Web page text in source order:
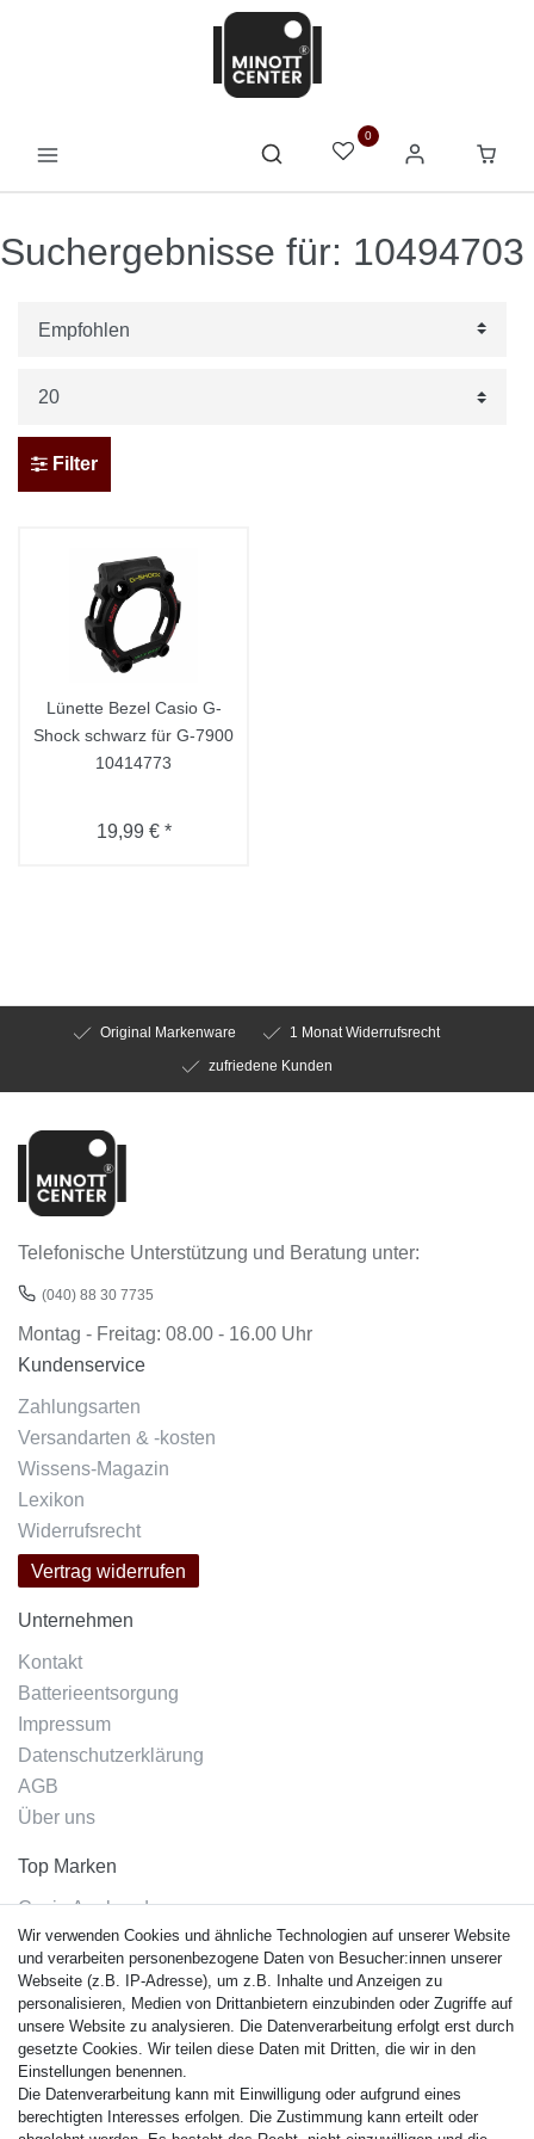
0
Suchergebnisse für: 10494703
Filter
Lünette Bezel Casio G-
Shock schwarz für G-7900
10414773
19,99 € *
Original Markenware
1 Monat Widerrufsrecht
zufriedene Kunden
Telefonische Unterstützung und Beratung unter:
(040) 88 30 7735
Montag - Freitag: 08.00 - 16.00 Uhr
Kundenservice
Zahlungsarten
Versandarten & -kosten
Wissens-Magazin
Lexikon
Widerrufsrecht
Vertrag widerrufen
Unternehmen
Kontakt
Batterieentsorgung
Impressum
Datenschutzerklärung
AGB
Über uns
Top Marken
Casio Armband
Festina Armband
Citizen Armband
M. Lacroix Armband
J. Lemans Armband
Uhrenarmbänder - Alle
Sicherheit
Wir verwenden Cookies und ähnliche Technologien auf unserer Website
und verarbeiten personenbezogene Daten von Besucher:innen unserer
Webseite (z.B. IP-Adresse), um z.B. Inhalte und Anzeigen zu
personalisieren, Medien von Drittanbietern einzubinden oder Zugriffe auf
unsere Website zu analysieren. Die Datenverarbeitung erfolgt erst durch
gesetzte Cookies. Wir teilen diese Daten mit Dritten, die wir in den
Einstellungen benennen.
Die Datenverarbeitung kann mit Einwilligung oder aufgrund eines
berechtigten Interesses erfolgen. Die Zustimmung kann erteilt oder